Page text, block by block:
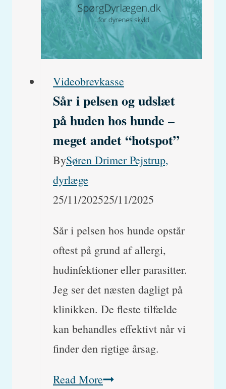
Kan
hunde
få
meget
Videobrevkasse
Sår i pelsen og udslæt
på huden hos hunde –
meget andet “hotspot”
BySøren Drimer Pejstrup,
dyrlæge
25/11/202525/11/2025
Sår i pelsen hos hunde opstår
oftest på grund af allergi,
hudinfektioner eller parasitter.
Jeg ser det næsten dagligt på
klinikken. De fleste tilfælde
kan behandles effektivt når vi
finder den rigtige årsag.
Read MoreSår